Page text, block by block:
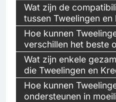
Wat zijn de
tussen Tweelingen en
Hoe kunnen
verschillen het beste
Wat zijn enkele
die Tweelingen en
Hoe kunnen
ondersteunen in